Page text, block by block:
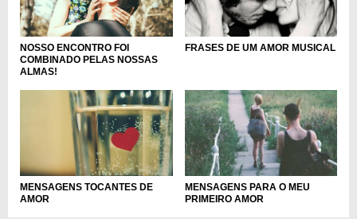
NOSSO ENCONTRO FOI
COMBINADO PELAS NOSSAS
ALMAS!
FRASES DE UM AMOR MUSICAL
MENSAGENS TOCANTES DE
AMOR
MENSAGENS PARA O MEU
PRIMEIRO AMOR